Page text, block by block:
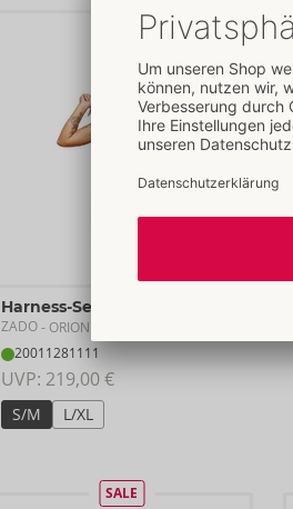
Harness-Set
ZADO- ORION Brand
20011281111
UVP: 219,00 €
S/M L/XL
SALE